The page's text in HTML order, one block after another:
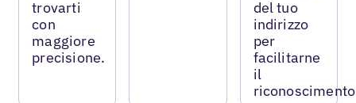
trovarti
con
maggiore
precisione.
del tuo
indirizzo
per
facilitarne
il